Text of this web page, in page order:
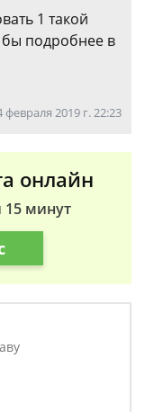
1 такой
бы подробнее в
февраля 2019 г. 22:23
онлайн
15 минут